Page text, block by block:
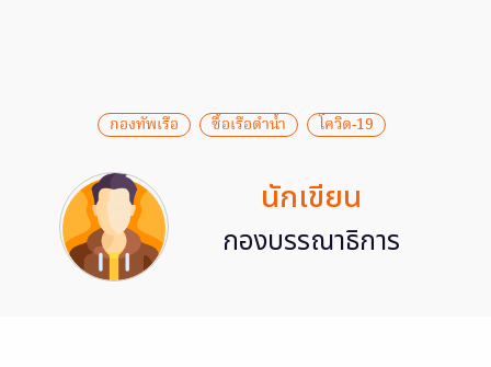
กองทัพเรือ ซื้อเรือดำน้ำ โควิด-19
นักเขียน
กองบรรณาธิการ